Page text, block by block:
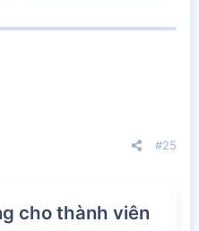
#25
cho thành viên